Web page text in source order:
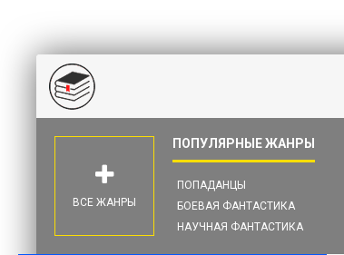
ПОПАДАНЦЫ
БОЕВАЯ ФАНТАСТИКА
НАУЧНАЯ ФАНТАСТИКА
ВСЕ ЖАНРЫ